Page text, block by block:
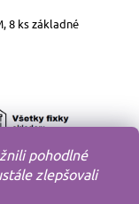
pohodlné
zlepšovali
8 ks základné